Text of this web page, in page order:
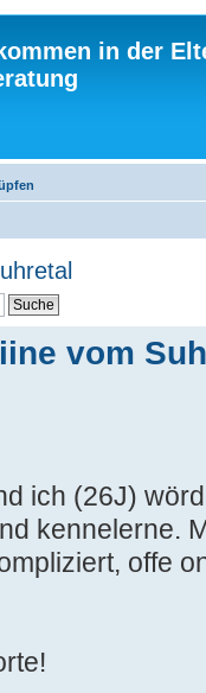
in der
vom
ich (26J)
kennelerne.
offe